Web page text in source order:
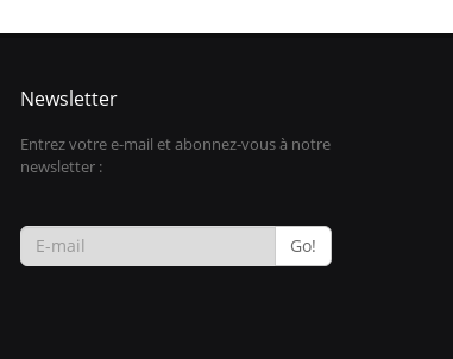
Newsletter
Entrez votre e-mail et abonnez-vous à notre
newsletter :
Go!